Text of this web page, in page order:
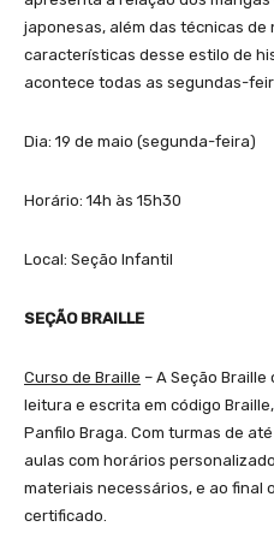
japonesas, além das técnicas
características desse estilo de
acontece todas as segundas-
Dia: 19 de maio (segunda-feira)
Horário: 14h às 15h30
Local: Seção Infantil
SEÇÃO BRAILLE
Curso de Braille – A Seção
leitura e escrita em código
Panfilo Braga. Com turmas de
aulas com horários
materiais necessários, e ao final
certificado.